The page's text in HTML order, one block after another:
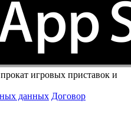
игровых приставок и
данных Договор